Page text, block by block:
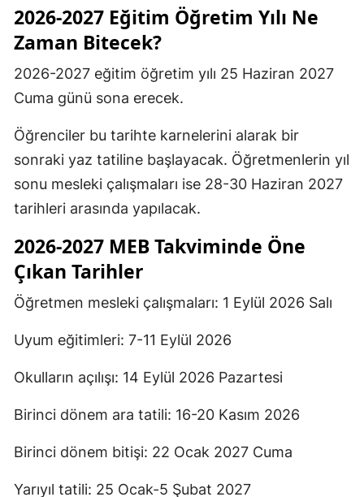
2026-2027 Eğitim Öğretim Yılı Ne
Zaman Bitecek?
2026-2027 eğitim öğretim yılı 25 Haziran 2027
Cuma günü sona erecek.
Öğrenciler bu tarihte karnelerini alarak bir
sonraki yaz tatiline başlayacak. Öğretmenlerin yıl
sonu mesleki çalışmaları ise 28-30 Haziran 2027
tarihleri arasında yapılacak.
2026-2027 MEB Takviminde Öne
Çıkan Tarihler
Öğretmen mesleki çalışmaları: 1 Eylül 2026 Salı
Uyum eğitimleri: 7-11 Eylül 2026
Okulların açılışı: 14 Eylül 2026 Pazartesi
Birinci dönem ara tatili: 16-20 Kasım 2026
Birinci dönem bitişi: 22 Ocak 2027 Cuma
Yarıyıl tatili: 25 Ocak-5 Şubat 2027